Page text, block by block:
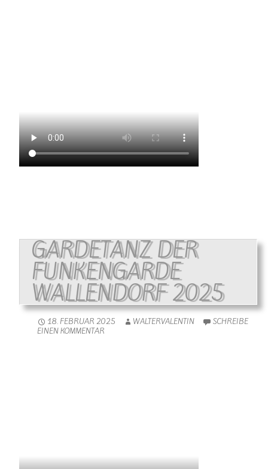
GARDETANZ DER
FUNKENGARDE
WALLENDORF 2025
18. FEBRUAR 2025 WALTERVALENTIN
SCHREIBE
EINEN KOMMENTAR